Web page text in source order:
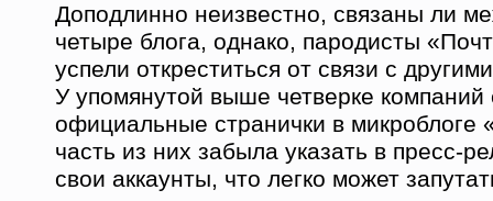
Доподлинно неизвестно, связаны ли
четыре блога, однако, пародисты
успели откреститься от связи с
У упомянутой выше четверке компаний
официальные странички в микроблоге
часть из них забыла указать в пресс-
свои аккаунты, что легко может